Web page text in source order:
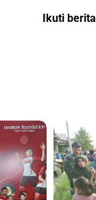
Ikuti berita